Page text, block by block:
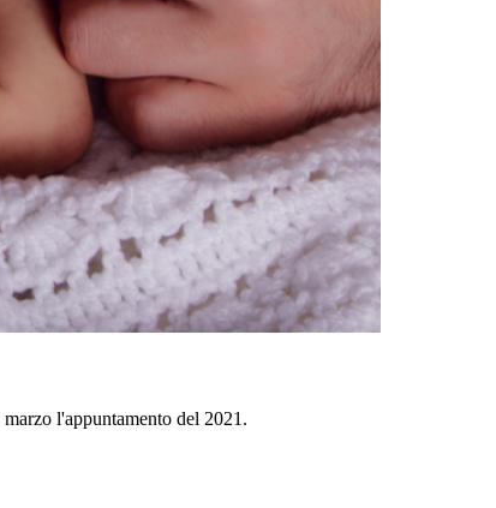
l'appuntamento del 2021.